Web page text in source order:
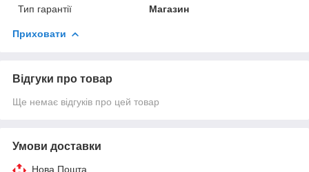
Тип гарантії
Магазин
Приховати
Відгуки про товар
Ще немає відгуків про цей товар
Умови доставки
Нова Пошта